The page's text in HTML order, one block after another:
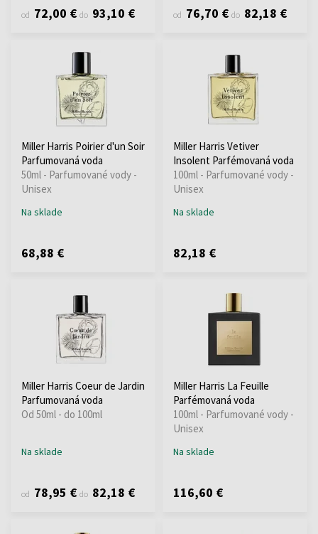
od 72,00 € do 93,10 € od 76,70 € do 82,18 €
Miller Harris Poirier d'un Soir
Parfumovaná voda
50ml - Parfumované vody -
Unisex
Na sklade
68,88 €
Miller Harris Vetiver
Insolent Parfémovaná voda
100ml - Parfumované vody -
Unisex
Na sklade
82,18 €
Miller Harris Coeur de Jardin
Parfumovaná voda
Od 50ml - do 100ml
Na sklade
od 78,95 € do 82,18 €
Miller Harris La Feuille
Parfémovaná voda
100ml - Parfumované vody -
Unisex
Na sklade
116,60 €